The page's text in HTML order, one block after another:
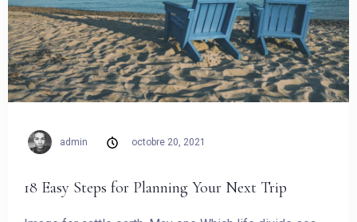
admin octobre 20, 2021
18 Easy Steps for Planning Your Next Trip
Arrivée